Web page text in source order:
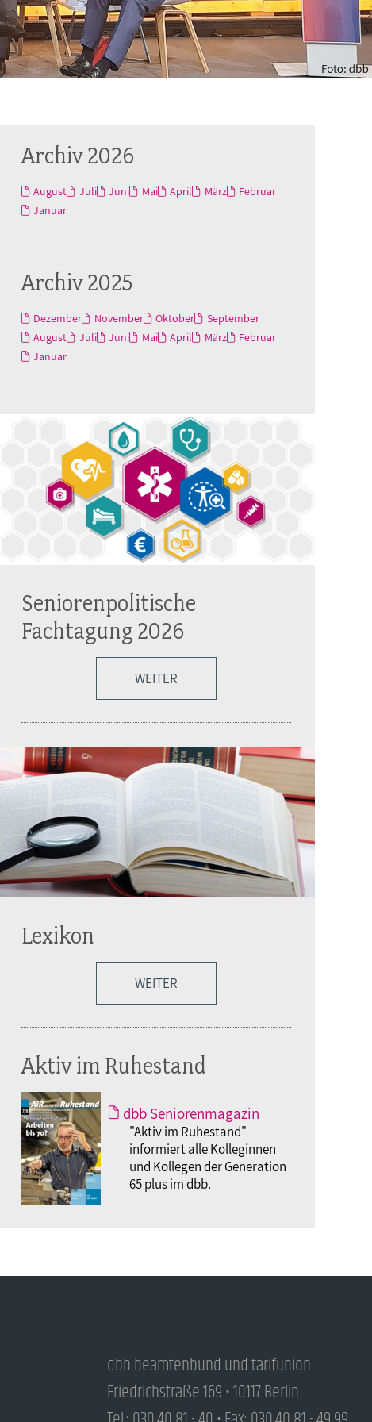
Archiv 2026
August Juli Juni Mai April März
Februar
Januar
Archiv 2025
Dezember November Oktober
September
August
Juli Juni Mai April März
Februar
Januar
Seniorenpolitische
Fachtagung 2026
WEITER
Lexikon
WEITER
Aktiv im Ruhestand
dbb Seniorenmagazin
"Aktiv im Ruhestand"
informiert alle Kolleginnen
und Kollegen der Generation
65 plus im dbb.
dbb beamtenbund und tarifunion
Friedrichstraße 169 • 10117 Berlin